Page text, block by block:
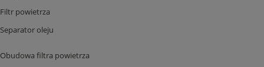
Filtr powietrza
Separator oleju
Obudowa filtra powietrza